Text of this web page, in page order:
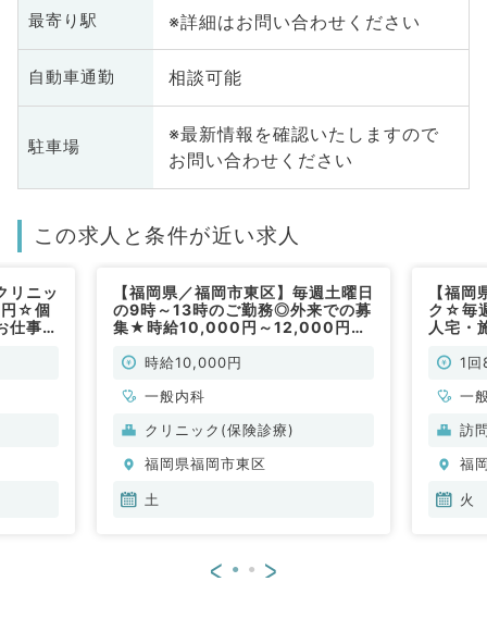
最寄り駅 ※詳細はお問い合わせください
自動車通勤 相談可能
駐車場
※最新情報を確認いたしますので
お問い合わせください
この求人と条件が近い求人
リニッ
☆個
仕事で
【福岡県／福岡市東区】毎週土曜日
の9時～13時のご勤務◎外来での募
集★時給10,000円～12,000円
時給10,000円
一般内科
クリニック(保険診療)
福岡県福岡市東区
土
【福
ク☆毎
人宅・
1
一
訪
福
火
< >